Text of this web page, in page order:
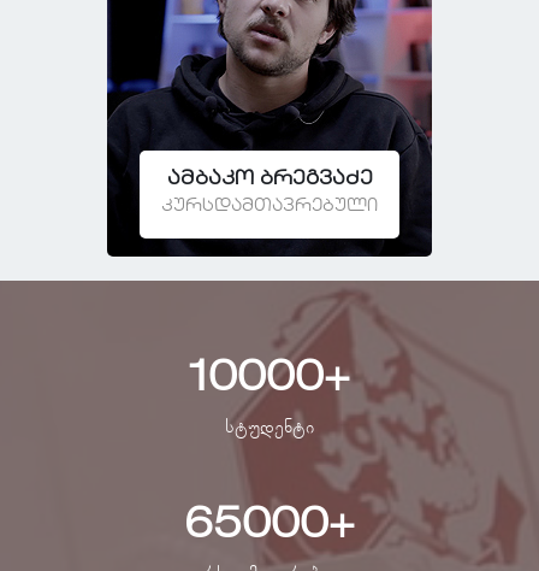
ამბაკო ბრეგვაძე
კურსდამთავრებული
10000+
სტუდენტი
65000+